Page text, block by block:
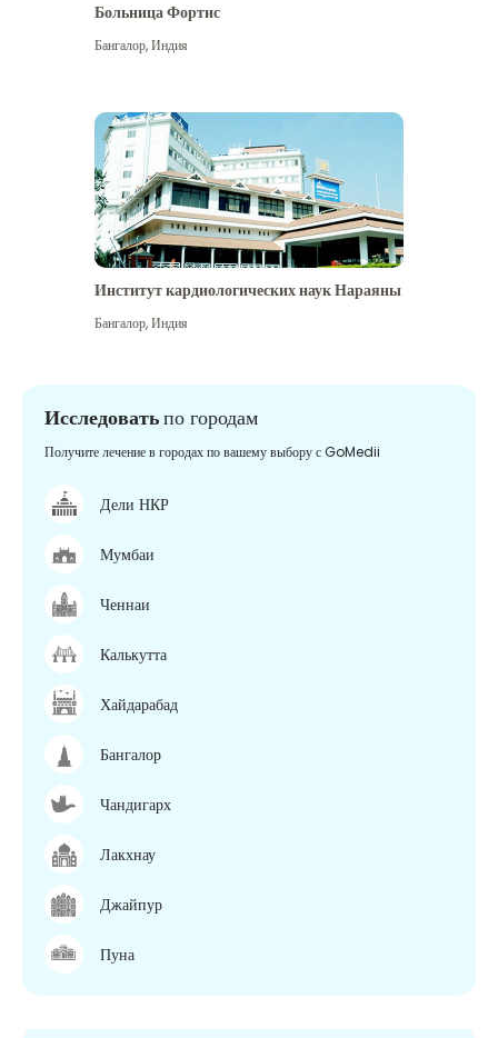
Больница Фортис
Бангалор,Индия
Институт кардиологических наук Нараяны
Бангалор,Индия
Исследоватьпо городам
Получите лечение в городах по вашему выбору с GoMedii
Дели НКР
Мумбаи
Ченнаи
Калькутта
Хайдарабад
Бангалор
Чандигарх
Лакхнау
Джайпур
Пуна